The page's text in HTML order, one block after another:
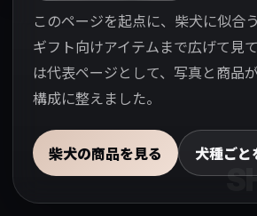
このページを起点に、柴犬に似合
ギフト向けアイテムまで広げて見
は代表ページとして、写真と商品
構成に整えました。
柴犬の商品を見る 犬種ごと